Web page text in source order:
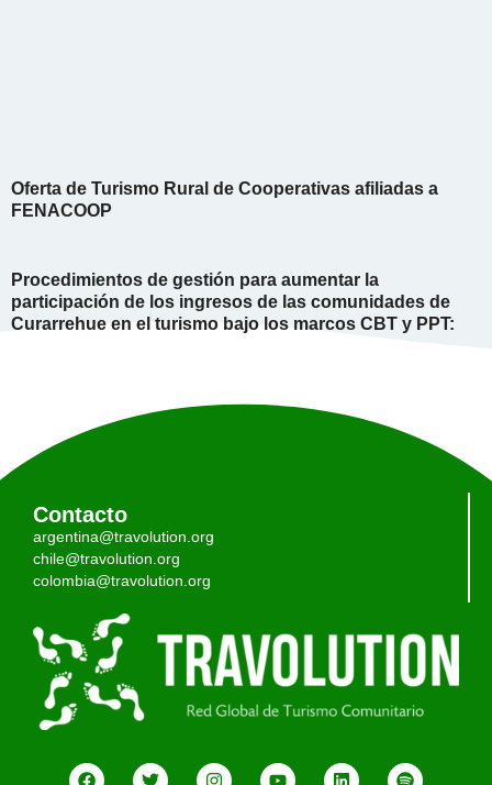
Oferta de Turismo Rural de Cooperativas afiliadas a
FENACOOP
Procedimientos de gestión para aumentar la
participación de los ingresos de las comunidades de
Curarrehue en el turismo bajo los marcos CBT y PPT:
Contacto
argentina@travolution.org
chile@travolution.org
colombia@travolution.org